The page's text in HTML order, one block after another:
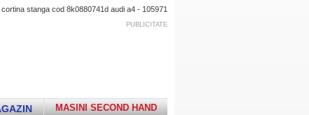
stanga cod 8k0880741d audi a4 - 105971
PUBLICITATE
MASINI SECOND HAND